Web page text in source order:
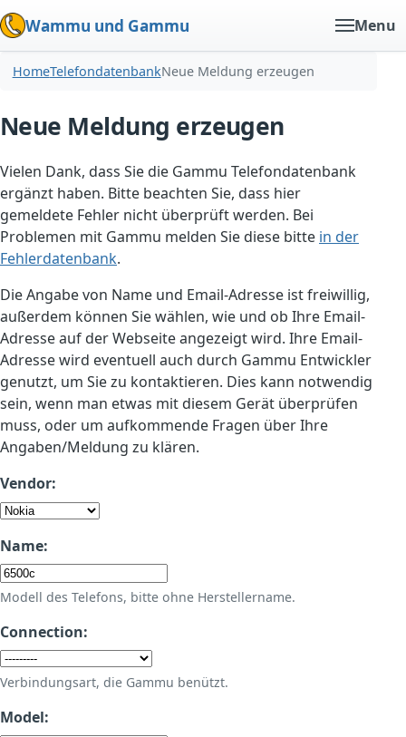
Wammu und Gammu Menu
HomeTelefondatenbankNeue Meldung erzeugen
Neue Meldung erzeugen
Vielen Dank, dass Sie die Gammu Telefondatenbank
ergänzt haben. Bitte beachten Sie, dass hier
gemeldete Fehler nicht überprüft werden. Bei
Problemen mit Gammu melden Sie diese bitte in der
Fehlerdatenbank.
Die Angabe von Name und Email-Adresse ist freiwillig,
außerdem können Sie wählen, wie und ob Ihre Email-
Adresse auf der Webseite angezeigt wird. Ihre Email-
Adresse wird eventuell auch durch Gammu Entwickler
genutzt, um Sie zu kontaktieren. Dies kann notwendig
sein, wenn man etwas mit diesem Gerät überprüfen
muss, oder um aufkommende Fragen über Ihre
Angaben/Meldung zu klären.
Vendor:
Name:
Modell des Telefons, bitte ohne Herstellername.
Connection:
Verbindungsart, die Gammu benützt.
Model: